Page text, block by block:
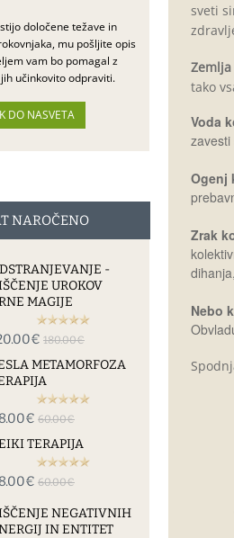
določene težave in
mu pošljite opis
vam bo pomagal z
učinkovito odpraviti.
NAROČENO
-
UROKOV
MAGIJE
180.00€
METAMORFOZA
60.00€
TERAPIJA
60.00€
NEGATIVNIH
IN ENTITET
sveti
Zemlja
tako
Voda
Ogenj
Zrak
Nebo